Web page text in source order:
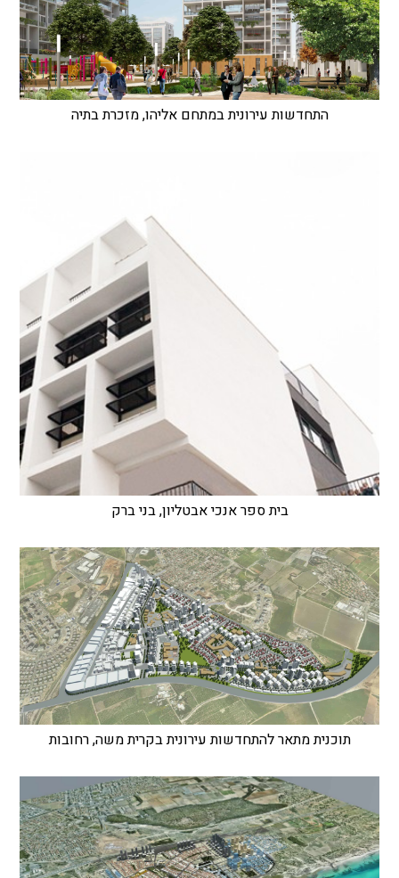
התחדשות עירונית במתחם אליהו, מזכרת בתיה
בית ספר אנכי אבטליון, בני ברק
תוכנית מתאר להתחדשות עירונית בקרית משה, רחובות